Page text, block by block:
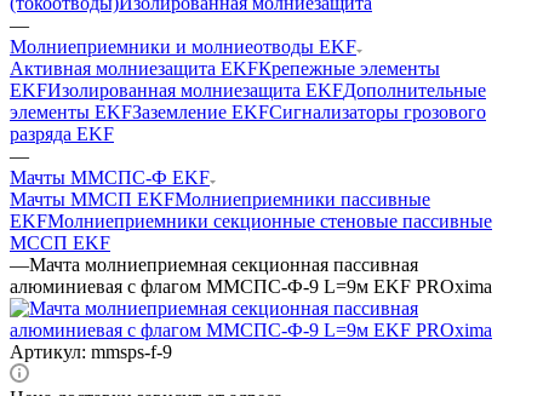
—
Молниеприемники и молниеотводы EKF
Активная молниезащита EKFКрепежные элементы
EKFИзолированная молниезащита EKFДополнительные
элементы EKFЗаземление EKFСигнализаторы грозового
разряда EKF
—
Мачты ММСПС-Ф EKF
Мачты ММСП EKFМолниеприемники пассивные
EKFМолниеприемники секционные стеновые пассивные
МССП EKF
—Мачта молниеприемная секционная пассивная
алюминиевая c флагом ММСПС-Ф-9 L=9м EKF PROxima
Артикул: mmsps-f-9